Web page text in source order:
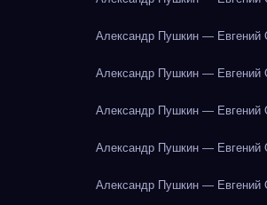
Александр Пушкин — Евгений
Александр Пушкин — Евгений
Александр Пушкин — Евгений
Александр Пушкин — Евгений
Александр Пушкин — Евгений